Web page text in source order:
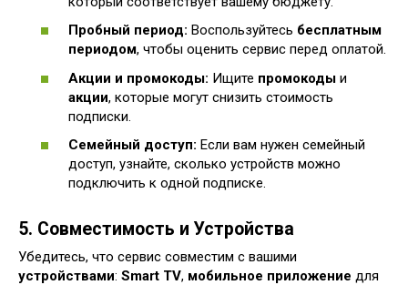
Пробный период: Воспользуйтесь бесплатным
периодом, чтобы оценить сервис перед оплатой.
Акции и промокоды: Ищите промокоды и
акции, которые могут снизить стоимость
подписки.
Семейный доступ: Если вам нужен семейный
доступ, узнайте, сколько устройств можно
подключить к одной подписке.
5. Совместимость и Устройства
Убедитесь, что сервис совместим с вашими
устройствами: Smart TV, мобильное приложение для